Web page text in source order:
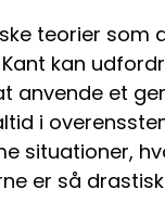
teorier som
kan
et
i
situationer,
er så